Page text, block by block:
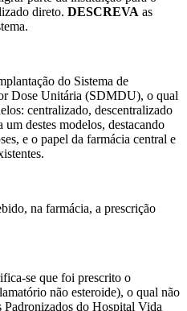
direto. DESCREVA as
do Sistema de
Dose Unitária (SDMDU), o qual
centralizado, descentralizado
um destes modelos, destacando
e o papel da farmácia central e
na farmácia, a prescrição
se que foi prescrito o
não esteroide), o qual não
Padronizados do Hospital Vida